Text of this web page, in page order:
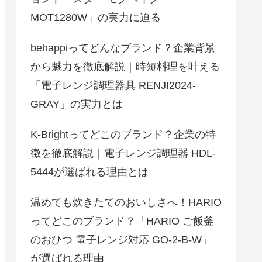
MOT1280W」の実力に迫る
behappiってどんなブランド？企業背景
から魅力を徹底解説｜時短料理を叶える
「電子レンジ調理器具 RENJI2024-
GRAY」の実力とは
K-Brightってどこのブランド？企業の特
徴を徹底解説｜電子レンジ調理器 HDL-
5444が選ばれる理由とは
温めても炊きたてのおいしさへ！HARIO
ってどこのブランド？「HARIO ご飯釜
のおひつ 電子レンジ対応 GO-2-B-W」
が選ばれる理由